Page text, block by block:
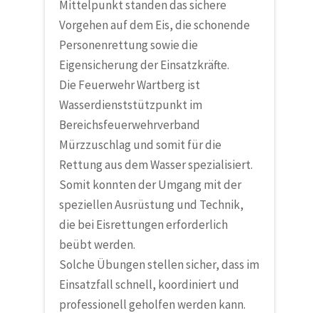
Mittelpunkt standen das sichere
Vorgehen auf dem Eis, die schonende
Personenrettung sowie die
Eigensicherung der Einsatzkräfte.
Die Feuerwehr Wartberg ist
Wasserdienststützpunkt im
Bereichsfeuerwehrverband
Mürzzuschlag und somit für die
Rettung aus dem Wasser spezialisiert.
Somit konnten der Umgang mit der
speziellen Ausrüstung und Technik,
die bei Eisrettungen erforderlich
beübt werden.
Solche Übungen stellen sicher, dass im
Einsatzfall schnell, koordiniert und
professionell geholfen werden kann.